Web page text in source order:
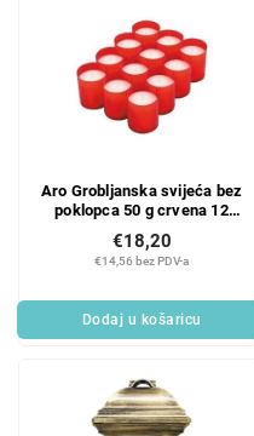
Aro Grobljanska svijeća bez
poklopca 50 g crvena 12
€14,56 bez PDV-a
€18,20
Dodaj u košaricu